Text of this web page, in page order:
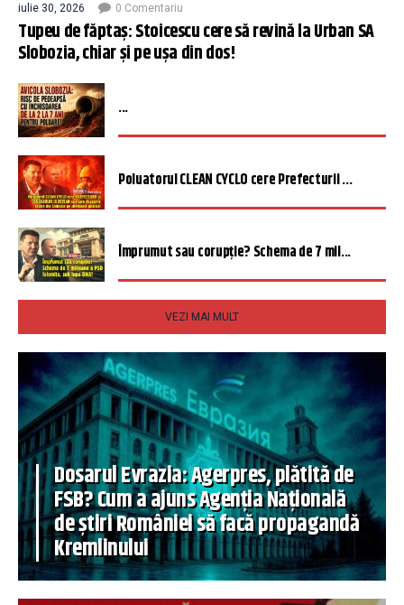
iulie 30, 2026 0 Comentariu
Tupeu de făptaș: Stoicescu cere să revină la Urban SA
Slobozia, chiar și pe ușa din dos!
...
Poluatorul CLEAN CYCLO cere Prefecturii ...
Împrumut sau corupție? Schema de 7 mil...
VEZI MAI MULT
Dosarul Evrazia: Agerpres, plătită de
FSB? Cum a ajuns Agenția Națională
de știri României să facă propagandă
Kremlinului